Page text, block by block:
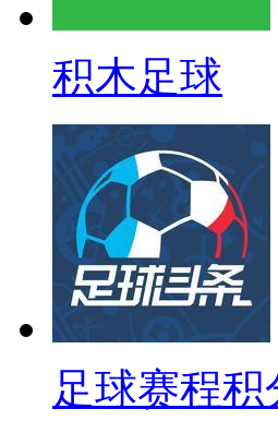
积木足球
足球赛程